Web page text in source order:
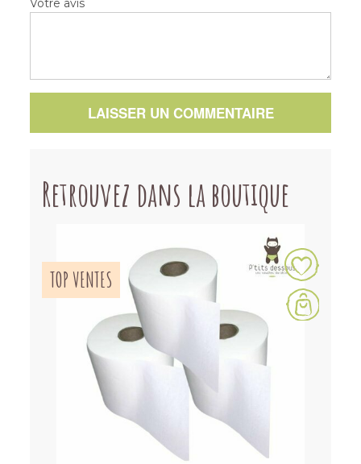
Votre avis
LAISSER UN COMMENTAIRE
Retrouvez dans la boutique
TOP VENTES